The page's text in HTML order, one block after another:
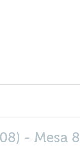
- Mesa 8